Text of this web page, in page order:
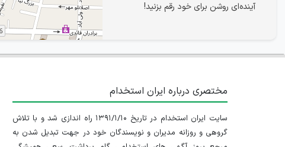
آینده‌ای روشن برای خود رقم بزنید!
مختصری درباره ایران استخدام
سایت ایران استخدام در تاریخ ۱۳۹۱/۱/۱۰ راه اندازی شد و با تلاش
گروهی و روزانه مدیران و نویسندگان خود در جهت تبدیل شدن به